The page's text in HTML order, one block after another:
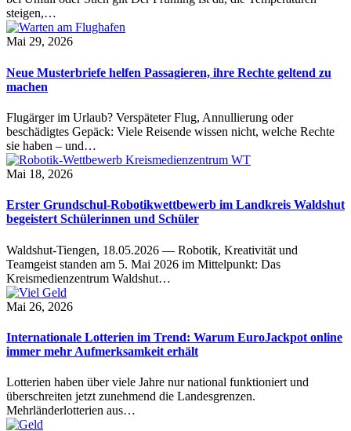
steigen,…
Mai 29, 2026
Neue Musterbriefe helfen Passagieren, ihre Rechte geltend zu
machen
Flugärger im Urlaub? Verspäteter Flug, Annullierung oder
beschädigtes Gepäck: Viele Reisende wissen nicht, welche Rechte
sie haben – und…
Mai 18, 2026
Erster Grundschul-Robotikwettbewerb im Landkreis Waldshut
begeistert Schülerinnen und Schüler
Waldshut-Tiengen, 18.05.2026 — Robotik, Kreativität und
Teamgeist standen am 5. Mai 2026 im Mittelpunkt: Das
Kreismedienzentrum Waldshut…
Mai 26, 2026
Internationale Lotterien im Trend: Warum EuroJackpot online
immer mehr Aufmerksamkeit erhält
Lotterien haben über viele Jahre nur national funktioniert und
überschreiten jetzt zunehmend die Landesgrenzen.
Mehrländerlotterien aus…